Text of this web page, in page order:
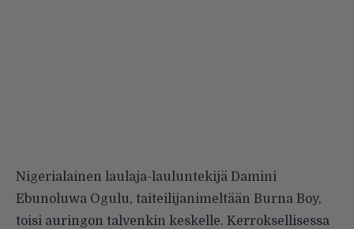
Nigerialainen laulaja-lauluntekijä Damini
Ebunoluwa Ogulu, taiteilijanimeltään Burna Boy,
toisi auringon talvenkin keskelle. Kerroksellisessa